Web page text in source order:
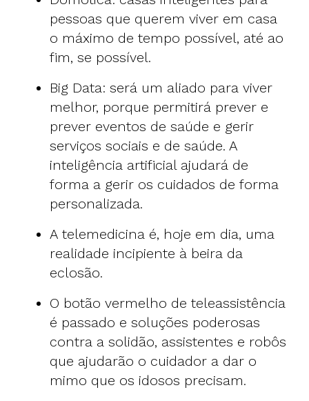
pessoas que querem viver em casa
o máximo de tempo possível, até ao
fim, se possível.
Big Data: será um aliado para viver
melhor, porque permitirá prever e
prever eventos de saúde e gerir
serviços sociais e de saúde. A
inteligência artificial ajudará de
forma a gerir os cuidados de forma
personalizada.
A telemedicina é, hoje em dia, uma
realidade incipiente à beira da
eclosão.
O botão vermelho de teleassistência
é passado e soluções poderosas
contra a solidão, assistentes e robôs
que ajudarão o cuidador a dar o
mimo que os idosos precisam.